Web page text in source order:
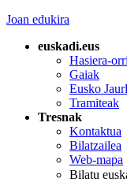
Joan edukira
euskadi.eus
Hasiera-
Gaiak
Eusko
Tramiteak
Tresnak
Kontaktua
Bilatzailea
Web-mapa
Bilatu